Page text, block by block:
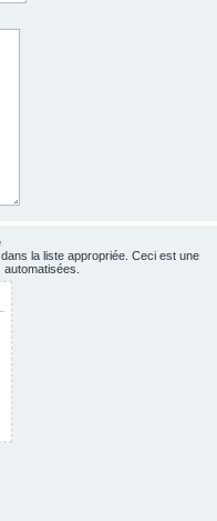
la liste appropriée. Ceci est une